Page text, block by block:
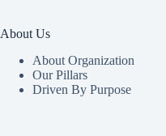
About Us
About Organization
Our Pillars
Driven By Purpose​